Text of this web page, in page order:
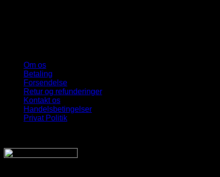
Om os
Betaling
Forsendelse
Retur og refunderinger
Kontakt os
Handelsbetingelser
Privat Politik